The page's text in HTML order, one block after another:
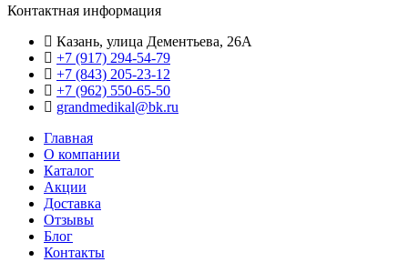
Контактная информация
Казань, улица Дементьева, 26А
+7 (917) 294-54-79
+7 (843) 205-23-12
+7 (962) 550‑65‑50‬
grandmedikal@bk.ru
Главная
О компании
Каталог
Акции
Доставка
Отзывы
Блог
Контакты